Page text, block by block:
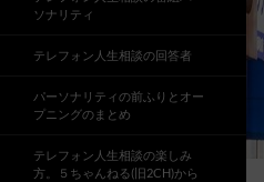
ソナリティ
テレフォン人生相談の回答者
パーソナリティの前ふりとオー
プニングのまとめ
テレフォン人生相談の楽しみ
方。５ちゃんねる(旧2CH)から